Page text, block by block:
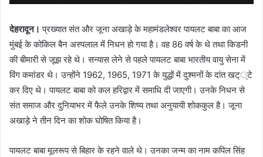
देहरादून। प्रख्यात संत और जूना अखाड़े के महामंडलेश्वर पायलट बाबा का आज
मुंबई के कोकिल बैन अस्पलाल में निधन हो गया है। वह 86 वर्ष के थे तथा किडनी
की बीमारी से जूझ रहे थे। सन्यास लेने से पहले पायलट बाबा भारतीय वायु सेना में
विंग कमांडर थे। उन्होंने 1962, 1965, 1971 के युद्धों में दुश्मनों के दांत खट््टे
कर दिए थे। पायलट बाबा को कल हरिद्वार में समाधि दी जाएगी। उनके निधन से
संत समाज और दुनियाभर में फैले उनके शिष्य तथा अनुयायी शोककुल है। जूना
अखाड़े ने तीन दिन का शोक घोषित किया है।
पायलट बाबा मूलरूप से बिहार के रहने वाले थे। उनका जन्म का नाम कपिल सिंह